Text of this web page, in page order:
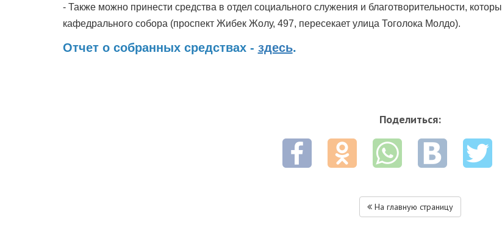
- Также можно принести средства в отдел социального служения и благотворительности,
кафедрального собора (проспект Жибек Жолу, 497, пересекает улица Тоголока Молдо).
Отчет о собранных средствах - здесь.
Поделиться:
На главную страницу